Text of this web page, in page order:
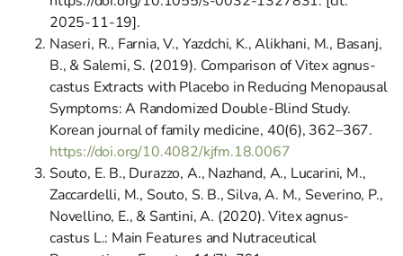
2025-11-19].
Naseri, R., Farnia, V., Yazdchi, K., Alikhani, M., Basanj,
B., & Salemi, S. (2019). Comparison of Vitex agnus-
castus Extracts with Placebo in Reducing Menopausal
Symptoms: A Randomized Double-Blind Study.
Korean journal of family medicine, 40(6), 362–367.
https://doi.org/10.4082/kjfm.18.0067
Souto, E. B., Durazzo, A., Nazhand, A., Lucarini, M.,
Zaccardelli, M., Souto, S. B., Silva, A. M., Severino, P.,
Novellino, E., & Santini, A. (2020). Vitex agnus-
castus L.: Main Features and Nutraceutical